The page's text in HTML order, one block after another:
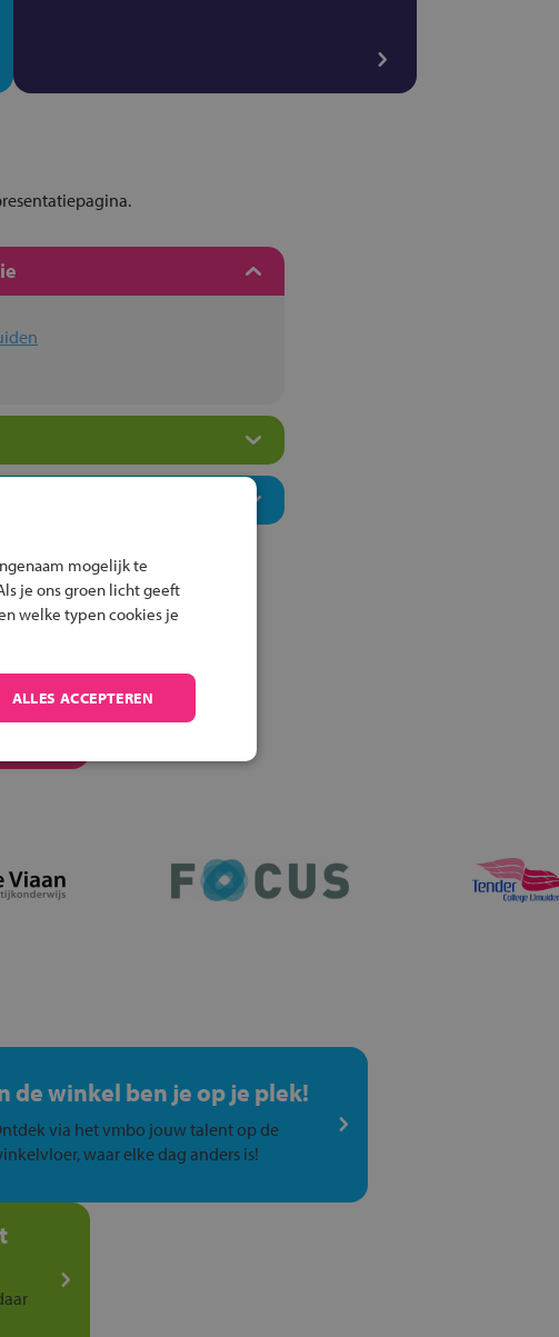
bij
de winkel ben je op je plek!
via het vmbo jouw talent op de
waar elke dag anders is!
mogelijk te
je ons groen licht geeft
welke typen cookies je
ALLES ACCEPTEREN